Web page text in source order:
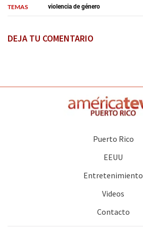
TEMAS violencia de género
DEJA TU COMENTARIO
Puerto Rico
EEUU
Entretenimiento
Videos
Contacto